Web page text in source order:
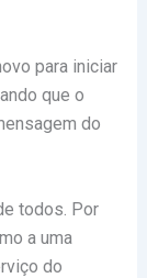
para iniciar
que o
do
todos. Por
a uma
do